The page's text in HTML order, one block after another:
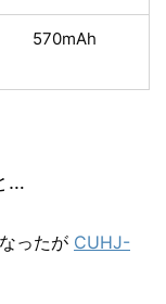
570mAh
…
ったが CUHJ-